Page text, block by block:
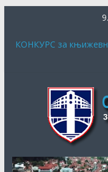
цонтент
КОНКУРС за
књигу и за најбољу
ПЉЕВАЉСКИ
СЕКРЕТАРИЈАТ ЗА
ПИТАЊА
ЈУБИЛАРНУ
САТИРЕ ВУКО
ДАНАС ПОЧИЊЕ
ОБАВЈЕШТЕЊЕ О